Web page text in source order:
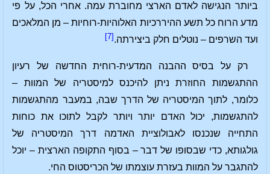
ביותר הנגישה לאדם הארצי מחוברת עמה. אחרי הכל, על פי
מדע הרוח כל תשע ההיררכיות האלוהיות-רוחיות – מן המלאכים
ועד השרפים – נוטלים חלק ביצירתה. [7]
רק על בסיס ההבנה המדעית-רוחית החדשה של רעיון
ההתגשמות החוזרת ניתן להיכנס למיסטריה של המוות –
כלומר, לתוך המיסטריה של הדרך שבה, במעבר מהתגשמות
להתגשמות, יכול האדם יותר ויותר לקבל לתוכו את כוחות
התחייה שנכנסו לאבולוציית האדמה דרך המיסטריה של
גולגותא, כדי שבסופו של דבר – בסוף התקופה הארצית – יוכל
להתגבר על המוות בעזרת עוצמתו של הכריסטוס החי.